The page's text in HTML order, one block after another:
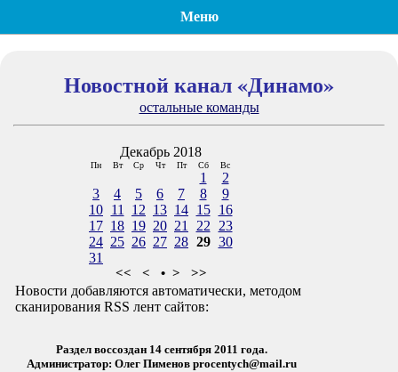
Меню
Новостной канал «Динамо»
остальные команды
Декабрь 2018
Пн Вт Ср Чт Пт Сб Вс
1
2
3
4 5 6 7 8
9
10 11 12 13 14 15
16
17 18 19 20 21 22
23
24 25 26 27 28 29 30
31
<< < • > >>
Новости добавляются автоматически, методом
сканирования RSS лент сайтов:
Раздел воссоздан 14 сентября 2011 года.
Администратор: Олег Пименов procentych@mail.ru